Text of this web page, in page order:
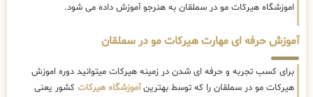
اموزشگاه هیرکات مو در سملقان به هنرجو آموزش داده می شود.
آموزش حرفه ای مهارت هیرکات مو در سملقان
برای کسب تجربه و حرفه ای شدن در زمینه هیرکات میتوانید دوره اموزش
هیرکات مو در سملقان را که توسط بهترینآموزشگاه هیرکات کشور یعنی